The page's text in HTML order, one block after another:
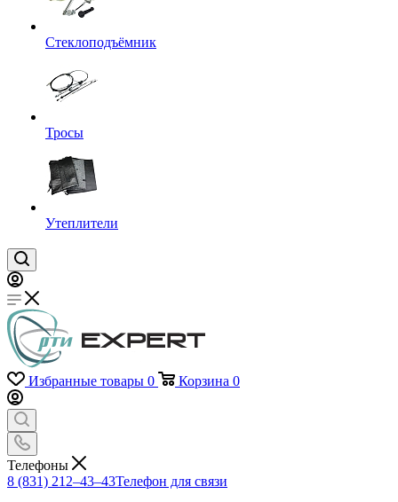
Стеклоподъёмник
Тросы
Утеплители
Избранные товары 0 Корзина 0
Телефоны
8 (831) 212–43–43Телефон для связи